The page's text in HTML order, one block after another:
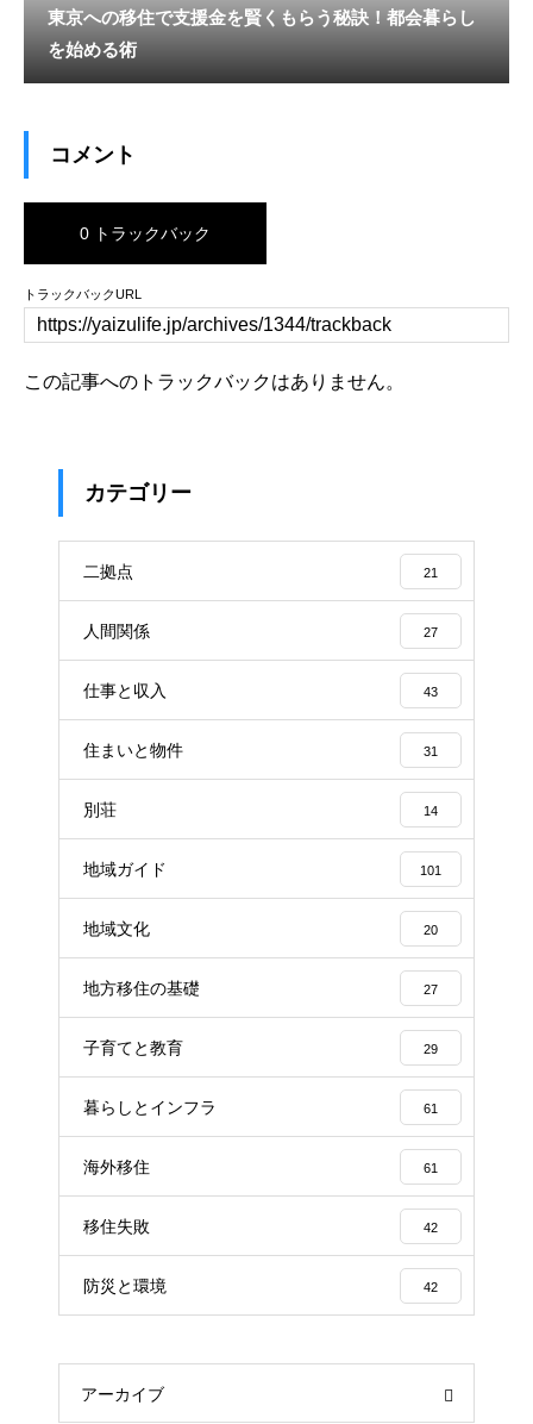
東京への移住で支援金を賢くもらう秘訣！都会暮らし
を始める術
コメント
0 トラックバック
トラックバックURL
この記事へのトラックバックはありません。
カテゴリー
二拠点 21
人間関係 27
仕事と収入 43
住まいと物件 31
別荘 14
地域ガイド 101
地域文化 20
地方移住の基礎 27
子育てと教育 29
暮らしとインフラ 61
海外移住 61
移住失敗 42
防災と環境 42
アーカイブ